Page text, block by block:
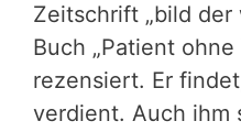
Zeitschrift „bild der
Buch „Patient
rezensiert. Er
verdient. Auch ihm